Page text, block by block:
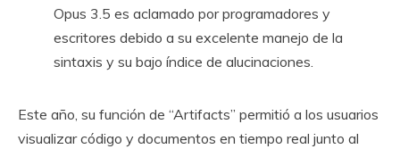
Opus 3.5 es aclamado por programadores y
escritores debido a su excelente manejo de la
sintaxis y su bajo índice de alucinaciones.
Este año, su función de “Artifacts” permitió a los usuarios
visualizar código y documentos en tiempo real junto al